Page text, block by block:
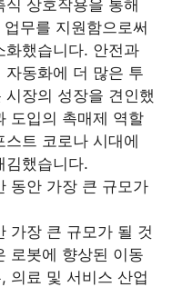
상호작용을 통해
무를 지원함으로써
화했습니다. 안전과
자동화에 더 많은 투
장의 성장을 견인했
도입의 촉매제 역할
트 코로나 시대에
김했습니다.
동안 가장 큰 규모가
가장 큰 규모가 될 것
로봇에 향상된 이동
의료 및 서비스 산업